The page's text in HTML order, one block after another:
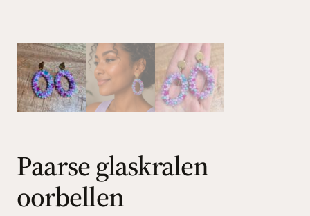
Paarse glaskralen
oorbellen